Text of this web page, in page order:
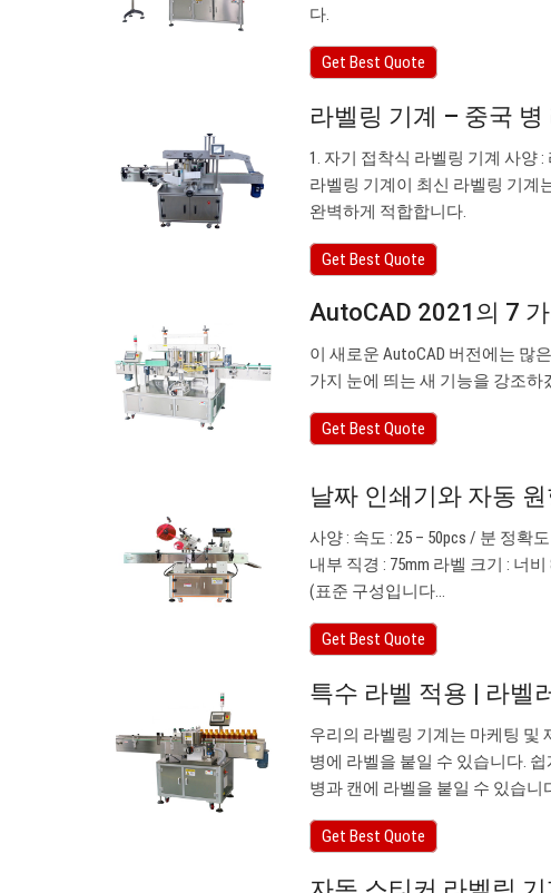
다.
Get Best Quote
라벨링 기계 – 중국
1. 자기 접착식 라벨링 기계 사양
라벨링 기계이 최신 라벨링 기계
완벽하게 적합합니다.
Get Best Quote
AutoCAD 2021의 7
이 새로운 AutoCAD 버전에는 많
가지 눈에 띄는 새 기능을 강조
Get Best Quote
날짜 인쇄기와 자동
사양 : 속도 : 25 – 50pcs / 분 정확
내부 직경 : 75mm 라벨 크기 : 너비
(표준 구성입니다…
Get Best Quote
특수 라벨 적용 | 라벨
우리의 라벨링 기계는 마케팅 및
병에 라벨을 붙일 수 있습니다.
병과 캔에 라벨을 붙일 수 있습
Get Best Quote